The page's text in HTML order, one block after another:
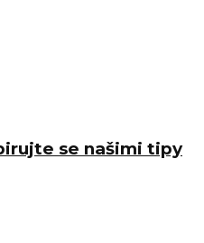
se našimi tipy